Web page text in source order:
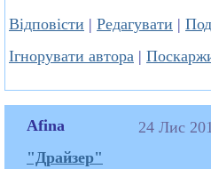
Відповісти | Редагувати |
Ігнорувати автора |
Afina
"Драйзер"
24 Лис